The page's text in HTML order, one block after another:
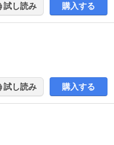
試し読み 購入する
試し読み 購入する